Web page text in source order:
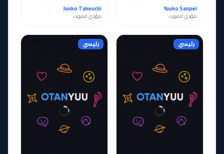
Yuuko Sanpei
مؤدي الصوت
Junko Takeuchi
مؤدي الصوت
رئيسي رئيسي